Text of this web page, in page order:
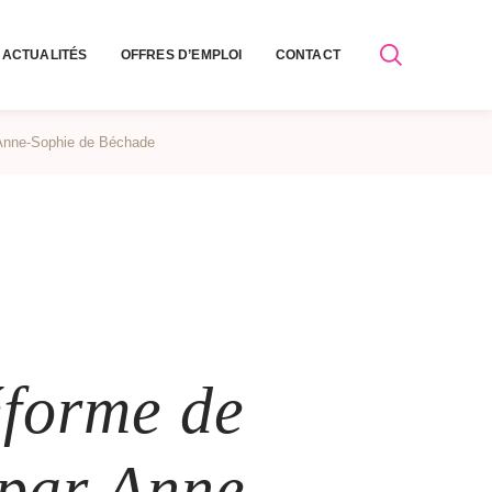
ACTUALITÉS OFFRES D’EMPLOI CONTACT
Sophie de Béchade
de